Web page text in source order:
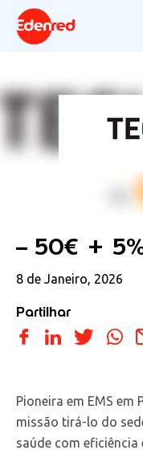
– 50€ +
8 de Janeiro, 2026
Partilhar
Pioneira em EMS em
missão tirá-lo do
saúde com